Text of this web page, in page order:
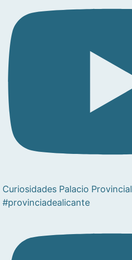
Curiosidades Palacio Provincial
#provinciadealicante